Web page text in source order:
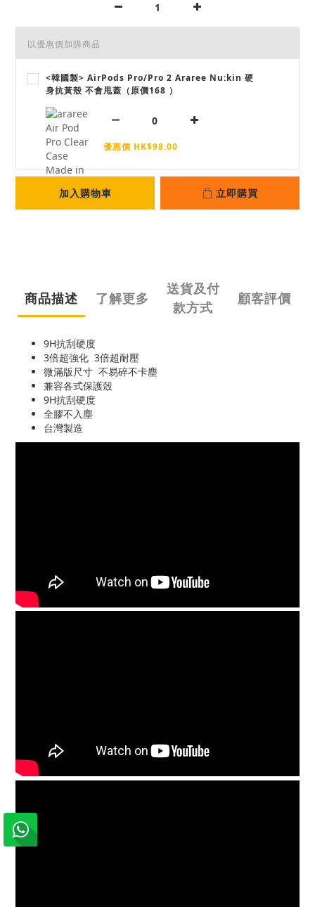
以優惠價加購商品
<韓國製> AirPods Pro/Pro 2 Araree Nu:kin 硬
身抗黃殼 不會甩蓋（原價168 ）
優惠價 HK$98.00
加入購物車 立即購買
商品描述 了解更多
送貨及付
款方式
顧客評價
9H抗刮硬度
3倍超強化 3倍超耐壓
微滿版尺寸 不易碎不卡塵
兼容各式保護殼
9H抗刮硬度
全膠不入塵
台灣製造